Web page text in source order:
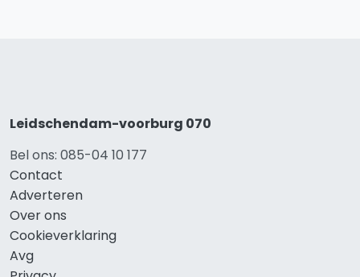
Leidschendam-voorburg 070
Bel ons: 085-04 10 177
Contact
Adverteren
Over ons
Cookieverklaring
Avg